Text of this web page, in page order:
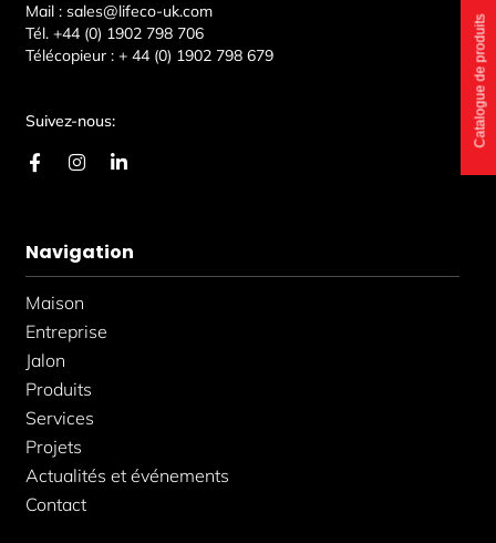
Mail :sales@lifeco-uk.com
Tél. +44 (0) 1902 798 706
Télécopieur :+ 44 (0) 1902 798 679
Suivez-nous:
F
a
o
o
k
-
f
I
n
g
r
m
L
d
i
Navigation
Maison
Entreprise
Jalon
Produits
Services
Projets
Actualités et événements
Contact
Catalogue de produits